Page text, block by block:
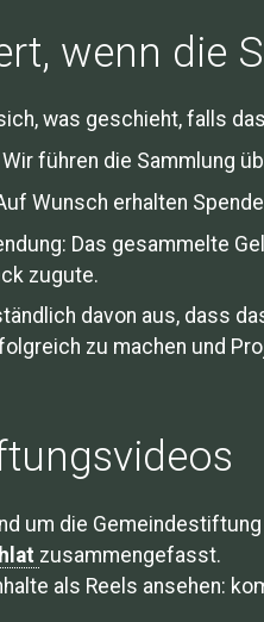
wenn die
was geschieht, falls
führen die Sammlung
Wunsch erhalten
Das gesammelte
zugute.
davon aus, dass
zu machen und
um die
zusammengefasst.
als Reels ansehen: